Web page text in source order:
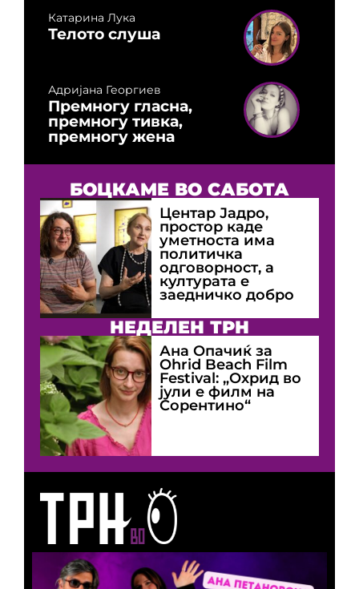
Катарина Лука
Телото слуша
Адријана Георгиев
Премногу гласна,
премногу тивка,
премногу жена
БОЦКАМЕ ВО САБОТА
Центар Јадро,
простор каде
уметноста има
политичка
одговорност, а
културата е
заедничко добро
НЕДЕЛЕН ТРН
Ана Опачиќ за
Оhrid Beach Film
Festival: „Охрид во
јули е филм на
Сорентино“